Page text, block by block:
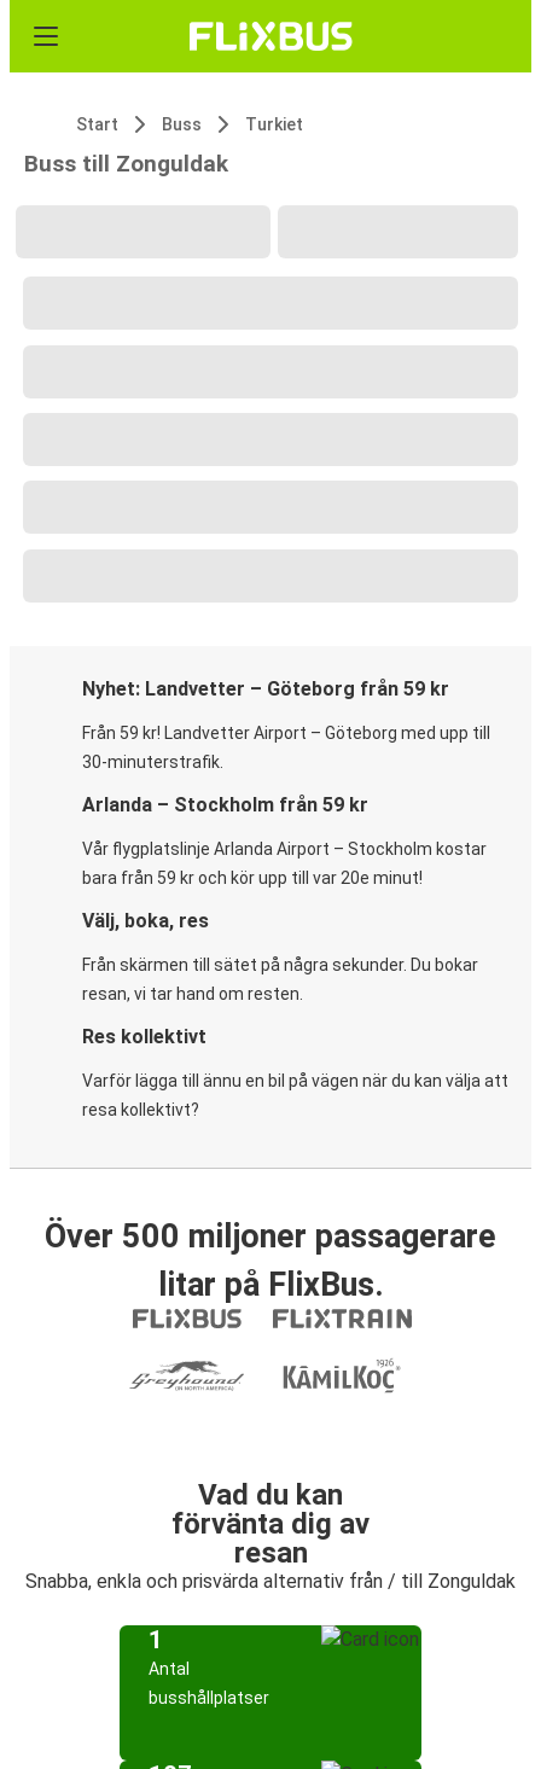
Start Buss Turkiet
Buss till Zonguldak
Nyhet: Landvetter – Göteborg från 59 kr
Från 59 kr! Landvetter Airport – Göteborg med upp till
30-minuterstrafik.
Arlanda – Stockholm från 59 kr
Vår flygplatslinje Arlanda Airport – Stockholm kostar
bara från 59 kr och kör upp till var 20e minut!
Välj, boka, res
Från skärmen till sätet på några sekunder. Du bokar
resan, vi tar hand om resten.
Res kollektivt
Varför lägga till ännu en bil på vägen när du kan välja att
resa kollektivt?
Över 500 miljoner passagerare
litar på FlixBus.
Vad du kan
förvänta dig av
resan
Snabba, enkla och prisvärda alternativ från / till Zonguldak
1
Antal
busshållplatser